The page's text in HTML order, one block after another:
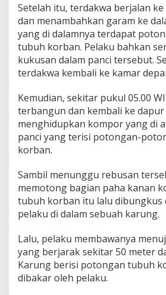
Setelah itu, terdakwa berjalan
dan menambahkan garam ke
yang di dalamnya terdapat
tubuh korban. Pelaku bahkan
kukusan dalam panci tersebut.
terdakwa kembali ke kamar
Kemudian, sekitar pukul 05.00
terbangun dan kembali ke
menghidupkan kompor yang di
panci yang terisi potongan-
korban.
Sambil menunggu rebusan
memotong bagian paha kanan
tubuh korban itu lalu dibungkus
pelaku di dalam sebuah karung.
Lalu, pelaku membawanya
yang berjarak sekitar 50 meter
Karung berisi potongan tubuh
dibakar oleh pelaku.